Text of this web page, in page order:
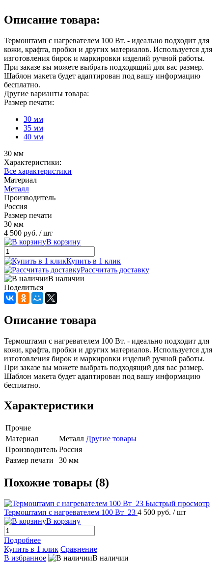
Описание товара:
Термоштамп с нагревателем 100 Вт. - идеально подходит для
кожи, крафта, пробки и других материалов. Используется для
изготовления бирок и маркировки изделий ручной работы.
При заказе вы можете выбрать подходящий для вас размер.
Шаблон макета будет адаптирован под вашу информацию
бесплатно.
Другие варианты товара:
Размер печати:
30 мм
35 мм
40 мм
30 мм
Характеристики:
Все характеристики
Материал
Металл
Производитель
Россия
Размер печати
30 мм
4 500 руб. / шт
В корзину
Купить в 1 клик
Рассчитать доставку
В наличии
Поделиться
Описание товара
Термоштамп с нагревателем 100 Вт. - идеально подходит для
кожи, крафта, пробки и других материалов. Используется для
изготовления бирок и маркировки изделий ручной работы.
При заказе вы можете выбрать подходящий для вас размер.
Шаблон макета будет адаптирован под вашу информацию
бесплатно.
Характеристики
Прочие
Материал
Металл Другие товары
Производитель Россия
Размер печати
30 мм
Похожие товары (8)
Быстрый просмотр
Термоштамп с нагревателем 100 Вт_23 4 500 руб. / шт
В корзину
Подробнее
Купить в 1 клик Сравнение
В избранное
В наличии